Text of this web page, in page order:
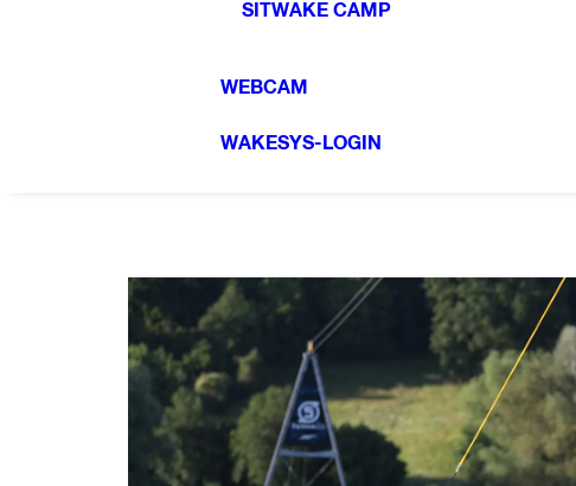
SITWAKE CAMP
WEBCAM
WAKESYS-LOGIN